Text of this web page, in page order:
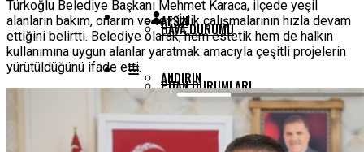
HAVA DURUMU
PUAN DURUMLARI
YAYINLAR
AFŞIN
ANDIRIN
ÇAĞLAYANCERIT
Türkoğlu Belediye Başkanı Mehmet Karaca, ilçede yeşil
alanların bakım, onarım ve temizlik çalışmalarının hızla devam
ettiğini belirtti. Belediye olarak, hem estetik hem de halkın
kullanımına uygun alanlar yaratmak amacıyla çeşitli projelerin
yürütüldüğünü ifade etti.